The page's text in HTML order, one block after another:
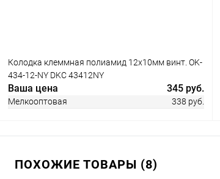
Колодка клеммная полиамид 12х10мм винт. OK-
434-12-NY DKC 43412NY
Ваша цена 345 руб.
Мелкооптовая 338 руб.
В корзину
ПОХОЖИЕ ТОВАРЫ (8)